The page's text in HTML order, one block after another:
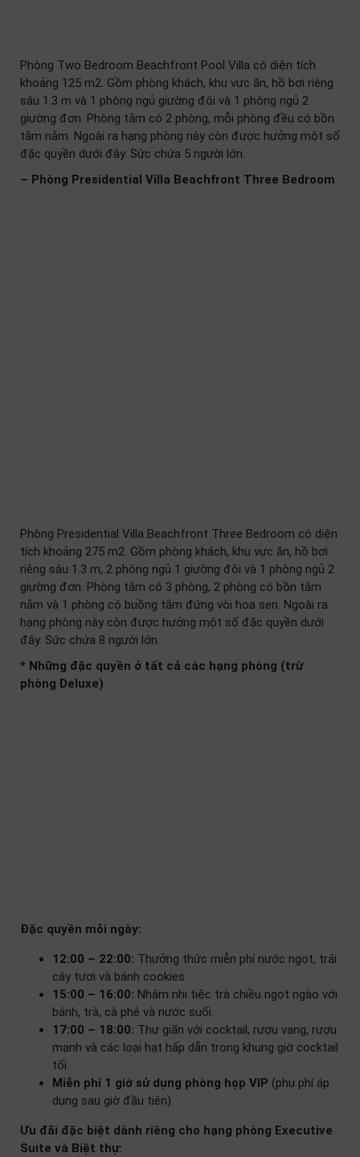
Phòng Two Bedroom Beachfront Pool Villa có diện tích
khoảng 125 m2. Gồm phòng khách, khu vực ăn, hồ bơi riêng
sâu 1.3 m và 1 phòng ngủ giường đôi và 1 phòng ngủ 2
giường đơn. Phòng tắm có 2 phòng, mỗi phòng đều có bồn
tắm nằm. Ngoài ra hạng phòng này còn được hưởng một số
đặc quyền dưới đây. Sức chứa 5 người lớn.
– Phòng Presidential Villa Beachfront Three Bedroom
Phòng Presidential Villa Beachfront Three Bedroom có diện
tích khoảng 275 m2. Gồm phòng khách, khu vực ăn, hồ bơi
riêng sâu 1.3 m, 2 phòng ngủ 1 giường đôi và 1 phòng ngủ 2
giường đơn. Phòng tắm có 3 phòng, 2 phòng có bồn tắm
nằm và 1 phòng có buồng tắm đứng vòi hoa sen. Ngoài ra
hạng phòng này còn được hưởng một số đặc quyền dưới
đây. Sức chứa 8 người lớn.
* Những đặc quyền ở tất cả các hạng phòng (trừ
phòng Deluxe)
Đặc quyền mỗi ngày:
12:00 – 22:00: Thưởng thức miễn phí nước ngọt, trái
cây tươi và bánh cookies.
15:00 – 16:00: Nhâm nhi tiệc trà chiều ngọt ngào với
bánh, trà, cà phê và nước suối.
17:00 – 18:00: Thư giãn với cocktail, rượu vang, rượu
mạnh và các loại hạt hấp dẫn trong khung giờ cocktail
tối.
Miễn phí 1 giờ sử dụng phòng họp VIP (phụ phí áp
dụng sau giờ đầu tiên).
Ưu đãi đặc biệt dành riêng cho hạng phòng Executive
Suite và Biệt thự: